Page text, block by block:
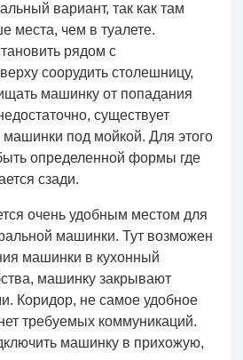
вариант, так как там
места, чем в туалете.
рядом с
соорудить столешницу,
машинку от попадания
существует
машинки под мойкой. Для этого
определенной формы где
сзади.
очень удобным местом для
машинки. Тут возможен
машинки в кухонный
машинку закрывают
Коридор, не самое удобное
требуемых коммуникаций.
машинку в прихожую,